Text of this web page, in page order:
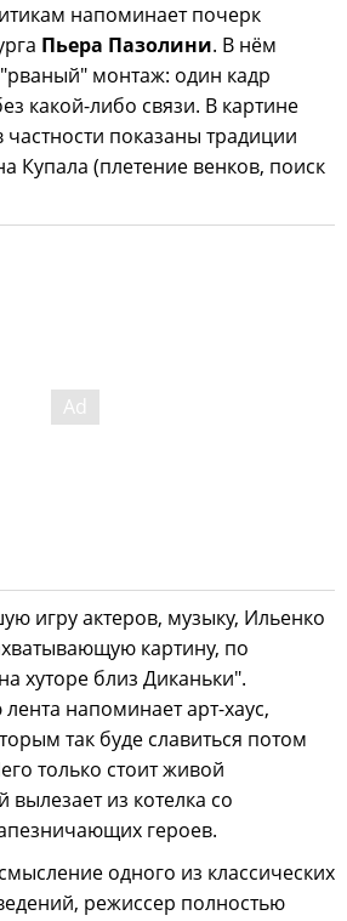
напоминает почерк
Пьера Пазолини. В нём
"рваный" монтаж: один кадр
какой-либо связи. В картине
показаны традиции
Купала (плетение венков, поиск
игру актеров, музыку, Ильенко
картину, по
хуторе близ Диканьки".
напоминает арт-хаус,
так буде славиться потом
только стоит живой
из котелка со
героев.
одного из классических
режиссер полностью